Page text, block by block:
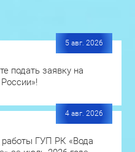
5 авг. 2026
подать заявку на
4 авг. 2026
работы ГУП РК «Вода